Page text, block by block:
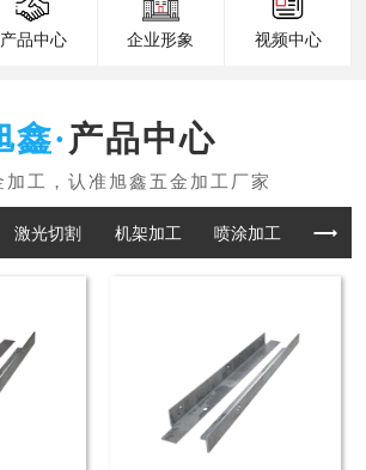
产品中心 企业形象 视频中心
产品中心
激光切割 机架加工 喷涂加工 折板